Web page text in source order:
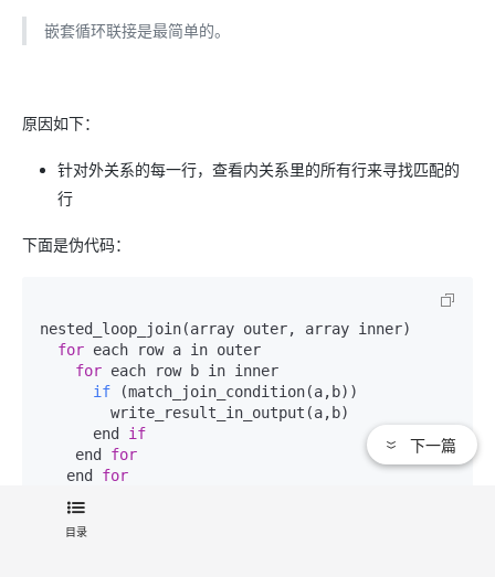
嵌套循环联接是最简单的。
原因如下：
针对外关系的每一行，查看内关系里的所有行来寻找匹配的
行
下面是伪代码：
nested_loop_join(array outer, array inner)
for each row a in outer
for each row b in inner
if
(match_join_condition(a,b) )
      end
if
    end
for
   end
for
由于这是个双迭代，
目录
下一篇